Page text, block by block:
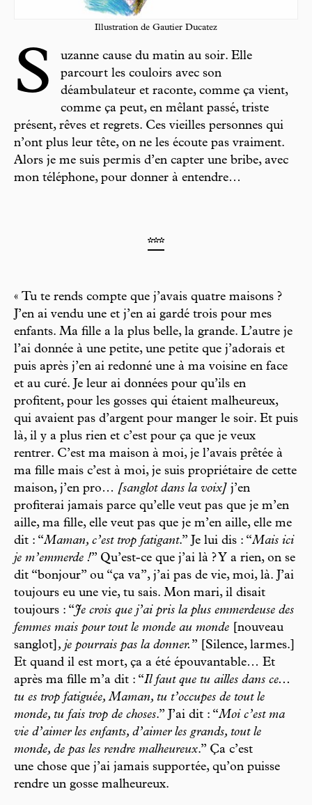
Illustration de Gautier Ducatez
S
uzanne cause du matin au soir. Elle
parcourt les couloirs avec son
déambulateur et raconte, comme ça vient,
comme ça peut, en mêlant passé, triste
présent, rêves et regrets. Ces vieilles personnes qui
n’ont plus leur tête, on ne les écoute pas vraiment.
Alors je me suis permis d’en capter une bribe, avec
mon téléphone, pour donner à entendre…
***
« Tu te rends compte que j’avais quatre maisons ?
J’en ai vendu une et j’en ai gardé trois pour mes
enfants. Ma fille a la plus belle, la grande. L’autre je
l’ai donnée à une petite, une petite que j’adorais et
puis après j’en ai redonné une à ma voisine en face
et au curé. Je leur ai données pour qu’ils en
profitent, pour les gosses qui étaient malheureux,
qui avaient pas d’argent pour manger le soir. Et puis
là, il y a plus rien et c’est pour ça que je veux
rentrer. C’est ma maison à moi, je l’avais prêtée à
ma fille mais c’est à moi, je suis propriétaire de cette
maison, j’en pro… [sanglot dans la voix] j’en
profiterai jamais parce qu’elle veut pas que je m’en
aille, ma fille, elle veut pas que je m’en aille, elle me
dit : “Maman, c’est trop fatigant.” Je lui dis : “Mais ici
je m’emmerde !” Qu’est-ce que j’ai là ? Y a rien, on se
dit “bonjour” ou “ça va”, j’ai pas de vie, moi, là. J’ai
toujours eu une vie, tu sais. Mon mari, il disait
toujours : “Je crois que j’ai pris la plus emmerdeuse des
femmes mais pour tout le monde au monde [nouveau
sanglot] , je pourrais pas la donner. ” [Silence, larmes.]
Et quand il est mort, ça a été épouvantable… Et
après ma fille m’a dit : “Il faut que tu ailles dans ce...
tu es trop fatiguée, Maman, tu t’occupes de tout le
monde, tu fais trop de choses.” J’ai dit : “Moi c’est ma
vie d’aimer les enfants, d’aimer les grands, tout le
monde, de pas les rendre malheureux.” Ça c’est
une chose que j’ai jamais supportée, qu’on puisse
rendre un gosse malheureux.